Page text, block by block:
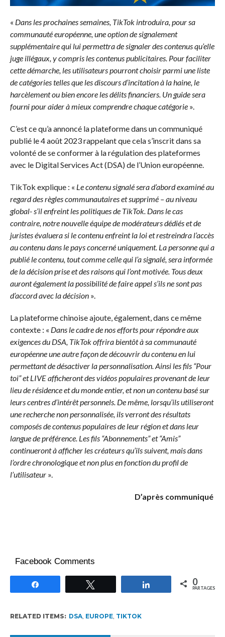
« Dans les prochaines semaines, TikTok introduira, pour sa
communauté européenne, une option de signalement
supplémentaire qui lui permettra de signaler des contenus qu’elle
juge illégaux, y compris les contenus publicitaires. Pour faciliter
cette démarche, les utilisateurs pourront choisir parmi une liste
de catégories telles que les discours d’incitation à la haine, le
harcèlement ou bien encore les délits financiers. Un guide sera
fourni pour aider à mieux comprendre chaque catégorie ».
C’est ce qu’a annoncé la plateforme dans un communiqué
publié le 4 août 2023 rappelant que cela s’inscrit dans sa
volonté de se conformer à la régulation des plateformes
avec le Digital Services Act (DSA) de l’Union européenne.
TikTok explique : « Le contenu signalé sera d’abord examiné au
regard des règles communautaires et supprimé – au niveau
global- s’il enfreint les politiques de TikTok. Dans le cas
contraire, notre nouvelle équipe de modérateurs dédiés et de
juristes évaluera si le contenu enfreint la loi et restreindra l’accès
au contenu dans le pays concerné uniquement. La personne qui a
publié le contenu, tout comme celle qui l’a signalé, sera informée
de la décision prise et des raisons qui l’ont motivée. Tous deux
auront également la possibilité de faire appel s’ils ne sont pas
d’accord avec la décision ».
La plateforme chinoise ajoute, également, dans ce même
contexte : « Dans le cadre de nos efforts pour répondre aux
exigences du DSA, TikTok offrira bientôt à sa communauté
européenne une autre façon de découvrir du contenu en lui
permettant de désactiver la personnalisation. Ainsi les fils “Pour
toi” et LIVE afficheront des vidéos populaires provenant de leur
lieu de résidence et du monde entier, et non un contenu basé sur
leurs centres d’intérêt personnels. De même, lorsqu’ils utiliseront
une recherche non personnalisée, ils verront des résultats
composés de contenus populaires de leur région et dans leur
langue de préférence. Les fils “Abonnements” et “Amis”
continueront à afficher les créateurs qu’ils suivent, mais dans
l’ordre chronologique et non plus en fonction du profil de
l’utilisateur ».
D’après communiqué
Facebook Comments
Partagez 0
PARTAGES
RELATED ITEMS: DSA, EUROPE, TIKTOK